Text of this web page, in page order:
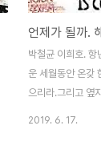
에 대한 역사가 소
틀랜타(Atlanta)
다’의 작가 마거
Mitchell)에 대한
박철균 이희호.
운 세월동안 온갖
으리라.그리고 옆
2019. 6. 17.